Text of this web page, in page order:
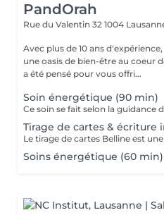
PandOrah
Rue du Valentin 32 1004
Avec plus de 10 ans
une oasis de bien-être au coeur
a été pensé pour vous offri...
Soin énergétique (90 min)
Tirage de cartes & écriture
Soins énergétique (60 min)